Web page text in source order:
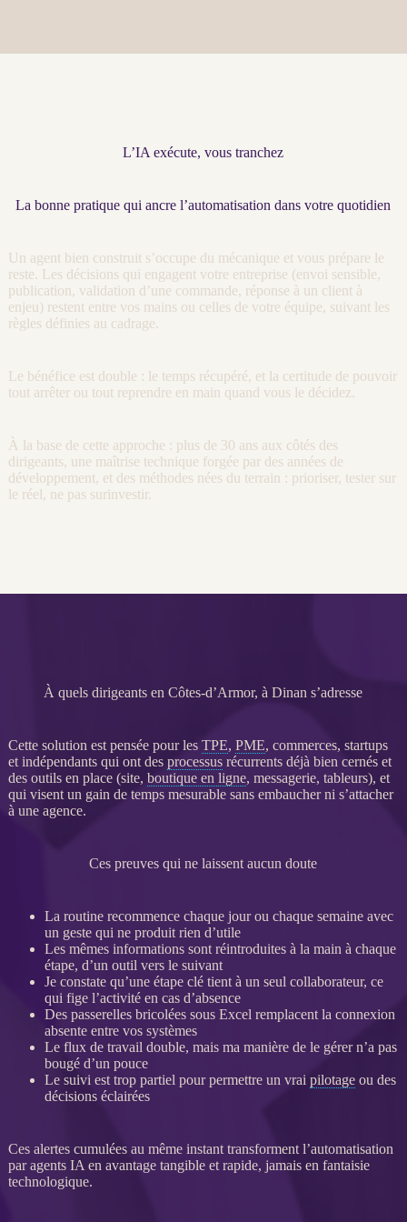
L’IA exécute, vous tranchez
La bonne pratique qui ancre l’automatisation dans votre quotidien
Un agent bien construit s’occupe du mécanique et vous prépare le
reste. Les décisions qui engagent votre entreprise (envoi sensible,
publication, validation d’une commande, réponse à un client à
enjeu) restent entre vos mains ou celles de votre équipe, suivant les
règles définies au cadrage.
Le bénéfice est double : le temps récupéré, et la certitude de pouvoir
tout arrêter ou tout reprendre en main quand vous le décidez.
À la base de cette approche : plus de 30 ans aux côtés des
dirigeants, une maîtrise technique forgée par des années de
développement, et des méthodes nées du terrain : prioriser, tester sur
le réel, ne pas surinvestir.
À quels dirigeants en Côtes-d’Armor, à Dinan s’adresse
Cette solution est pensée pour les TPE, PME, commerces, startups
et indépendants qui ont des processusrécurrents déjà bien cernés et
des outils en place (site, boutique en ligne, messagerie, tableurs), et
qui visent un gain de temps mesurable sans embaucher ni s’attacher
à une agence.
Ces preuves qui ne laissent aucun doute
La routine recommence chaque jour ou chaque semaine avec
un geste qui ne produit rien d’utile
Les mêmes informations sont réintroduites à la main à chaque
étape, d’un outil vers le suivant
Je constate qu’une étape clé tient à un seul collaborateur, ce
qui fige l’activité en cas d’absence
Des passerelles bricolées sous Excel remplacent la connexion
absente entre vos systèmes
Le fluxde travail double, mais ma manière de le gérer n’a pas
bougé d’un pouce
Le suivi est trop partiel pour permettre un vrai pilotageou des
décisions éclairées
Ces alertescumulées au même instant transforment l’automatisation
paragents IA en avantage tangible et rapide, jamais en fantaisie
technologique.